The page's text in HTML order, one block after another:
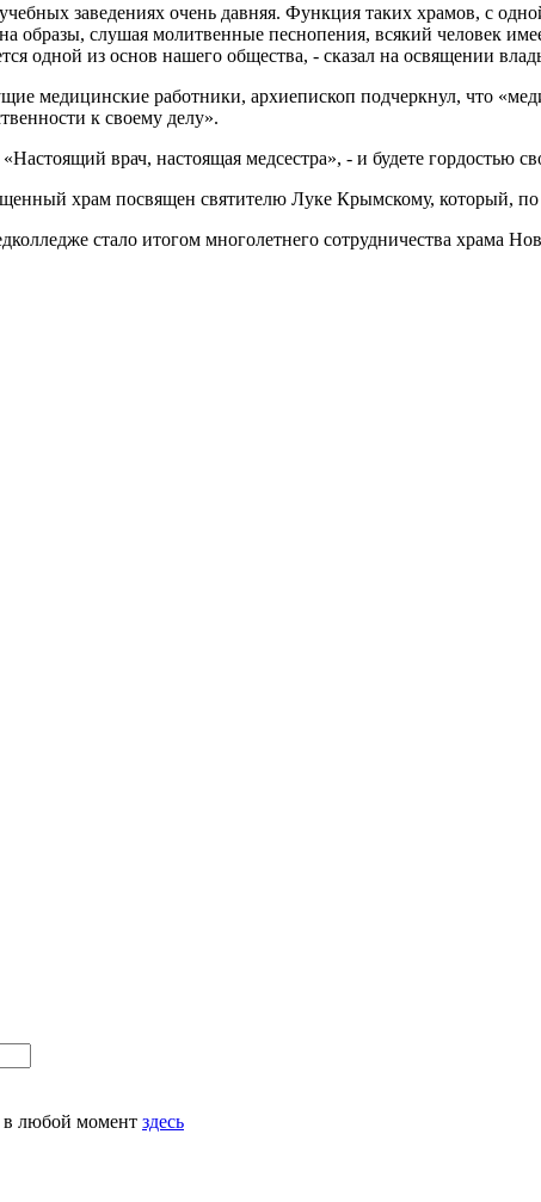
заведениях очень давняя. Функция таких храмов, с
образы, слушая молитвенные песнопения, всякий человек
одной из основ нашего общества, - сказал на освящении
медицинские работники, архиепископ подчеркнул, что
к своему делу».
врач, настоящая медсестра», - и будете гордостью
храм посвящен святителю Луке Крымскому, который,
стало итогом многолетнего сотрудничества храма
в любой момент здесь